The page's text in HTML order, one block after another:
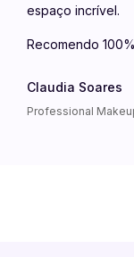
espaço incrível.
Recomendo
Claudia Soares
Professional